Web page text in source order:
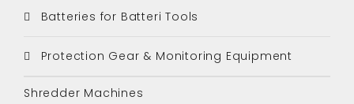
Batteries for Batteri Tools
Protection Gear & Monitoring Equipment
Shredder Machines